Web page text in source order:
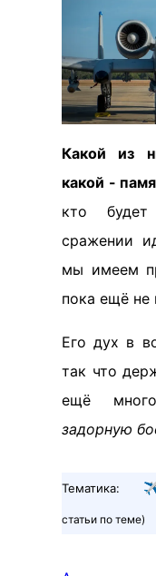
Какой из
какой -
кто
сражении
мы имеем
пока ещё не
Его дух в
так что
ещё
задорную
Тематика:
статьи по теме)